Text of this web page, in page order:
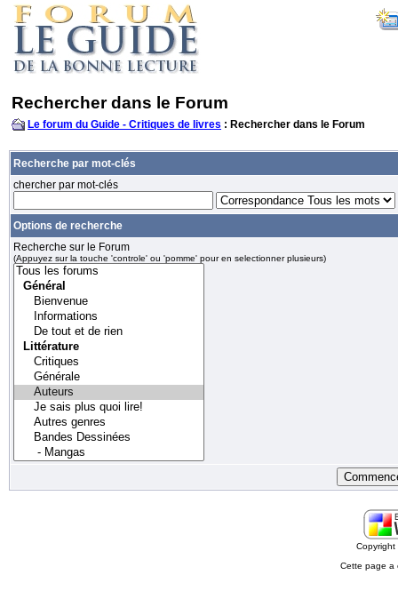
Rechercher dans le Forum
Le forum du Guide - Critiques de livres : Rechercher dans le Forum
Recherche par mot-clés
chercher par mot-clés
Options de recherche
Recherche sur le Forum
(Appuyez sur la touche 'controle' ou 'pomme' pour en selectionner plusieurs)
Cette page a